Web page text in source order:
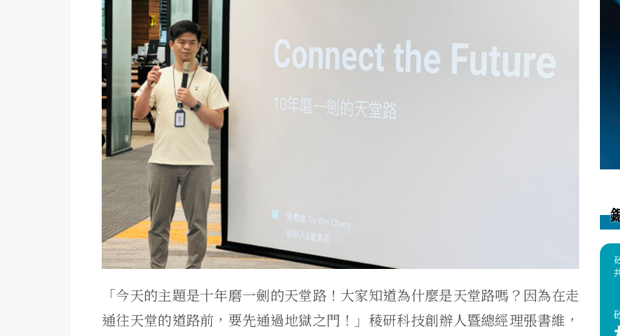
「今天的主題是十年磨一劍的天堂路！大家知道為什麼是天堂路嗎？因為在走
通往天堂的道路前，要先通過地獄之門！」稜研科技創辦人暨總經理張書維，